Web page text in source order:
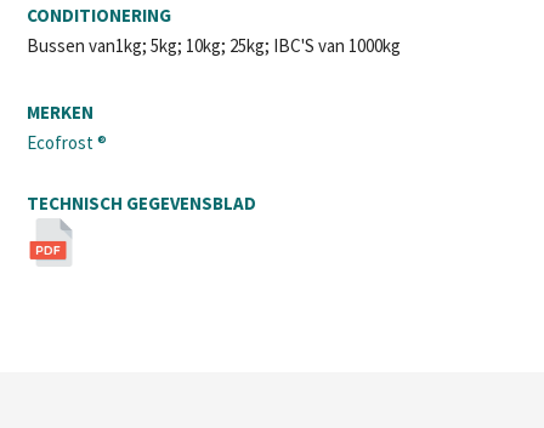
CONDITIONERING
Bussen van1kg; 5kg; 10kg; 25kg; IBC'S van 1000kg
MERKEN
Ecofrost ®
TECHNISCH GEGEVENSBLAD